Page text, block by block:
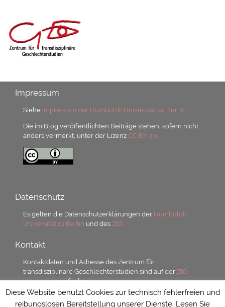
Impressum
Siehe Impressum der Humboldt-Universität zu Berlin
Die im Blog veröffentlichten Beiträge stehen, sofern nicht
anders vermerkt, unter der LizenzCC BY 4.0.
Datenschutz
Es gelten die Datenschutzerklärungen der Humboldt-
Universität zu Berlin und desZtG.
Kontakt
Kontaktdaten und Adresse des Zentrum für
transdisziplinäre Geschlechterstudien sind auf derZtG-
Homepagezu finden.
Diese Website benutzt Cookies zur technisch fehlerfreien und
reibungslosen Bereitstellung unserer Dienste. Lesen Sie